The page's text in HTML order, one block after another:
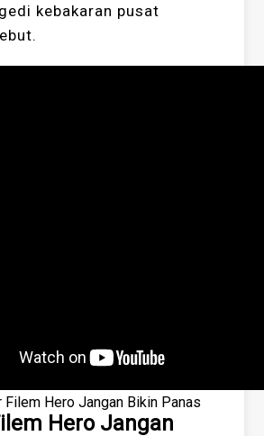
kebakaran pusat
Filem Hero Jangan Bikin Panas
Hero Jangan